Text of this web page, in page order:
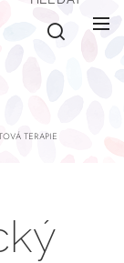
TERAPIE